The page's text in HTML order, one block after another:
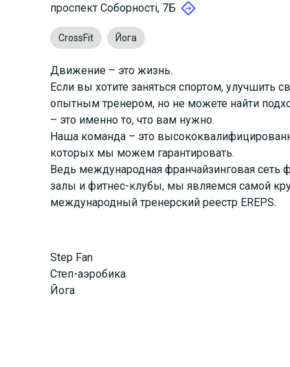
проспект Соборності, 7Б
CrossFit Йога
Движение – это жизнь.
Если вы хотите заняться спортом, улучшить
опытным тренером, но не можете найти
– это именно то, что вам нужно.
Наша команда – это
которых мы можем гарантировать.
Ведь международная франчайзинговая сеть
залы и фитнес-клубы, мы являемся самой
международный тренерский реестр EREPS.
Step Fan
Степ-аэробика
Йога